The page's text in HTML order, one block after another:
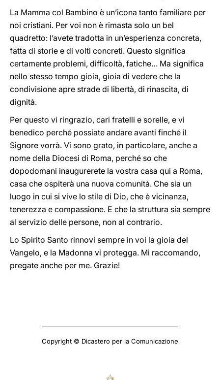
La Mamma col Bambino è un’icona tanto familiare per
noi cristiani. Per voi non è rimasta solo un bel
quadretto: l’avete tradotta in un’esperienza concreta,
fatta di storie e di volti concreti. Questo significa
certamente problemi, difficoltà, fatiche… Ma significa
nello stesso tempo gioia, gioia di vedere che la
condivisione apre strade di libertà, di rinascita, di
dignità.
Per questo vi ringrazio, cari fratelli e sorelle, e vi
benedico perché possiate andare avanti finché il
Signore vorrà. Vi sono grato, in particolare, anche a
nome della Diocesi di Roma, perché so che
dopodomani inaugurerete la vostra casa qui a Roma,
casa che ospiterà una nuova comunità. Che sia un
luogo in cui si vive lo stile di Dio, che è vicinanza,
tenerezza e compassione. E che la struttura sia sempre
al servizio delle persone, non al contrario.
Lo Spirito Santo rinnovi sempre in voi la gioia del
Vangelo, e la Madonna vi protegga. Mi raccomando,
pregate anche per me. Grazie!
Copyright © Dicastero per la Comunicazione